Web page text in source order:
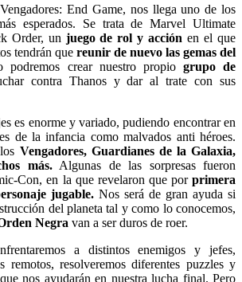
End Game, nos llega uno de los
esperados. Se trata de Marvel Ultimate
Order, un juego de rol y acción en el que
tendrán que reunir de nuevo las gemas del
crear nuestro propiogrupo de
contra Thanos y dar al trate con sus
es enorme y variado, pudiendo encontrar en
de la infancia como malvados anti héroes.
Vengadores, Guardianes de la Galaxia,
más.Algunas de las sorpresas fueron
Con, en la que revelaron que por primera
jugable. Nos será de gran ayuda si
del planeta tal y como lo conocemos,
Negra van a ser duros de roer.
a distintos enemigos y jefes,
remotos, resolveremos diferentes puzzles y
nos ayudarán en nuestra lucha final. Pero